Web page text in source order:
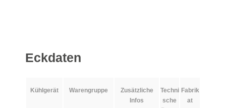
Eckdaten
Kühlgerät Warengruppe
Zusätzliche
Infos
Techni
sche
Fabrik
at